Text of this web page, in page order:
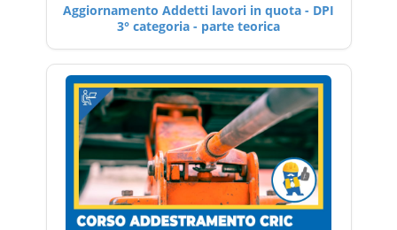
Aggiornamento Addetti lavori in quota - DPI
3° categoria - parte teorica